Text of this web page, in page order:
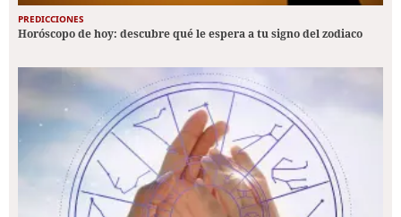
PREDICCIONES
Horóscopo de hoy: descubre qué le espera a tu signo del zodiaco